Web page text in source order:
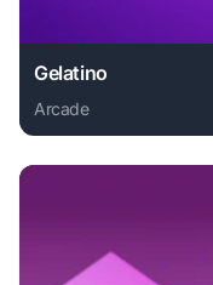
Gelatino
Arcade
Play Gelatino